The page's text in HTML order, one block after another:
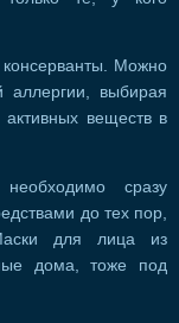
Можно
аллергии, выбирая
активных веществ в
сразу
до тех пор,
для лица из
дома, тоже под